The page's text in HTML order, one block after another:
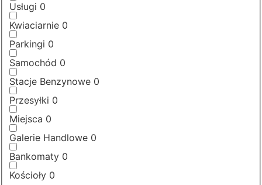
Usługi 0
Kwiaciarnie 0
Parkingi 0
Samochód 0
Stacje Benzynowe 0
Przesyłki 0
Miejsca 0
Galerie Handlowe 0
Bankomaty 0
Kościoły 0